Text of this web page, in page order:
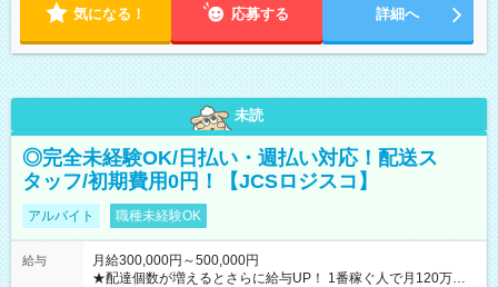
気になる！ 応募する 詳細へ
未読
◎完全未経験OK/日払い・週払い対応！配送ス
タッフ/初期費用0円！【JCSロジスコ】
アルバイト 職種未経験OK
給与
月給300,000円～500,000円
★配達個数が増えるとさらに給与UP！ 1番稼ぐ人で月120万ほ